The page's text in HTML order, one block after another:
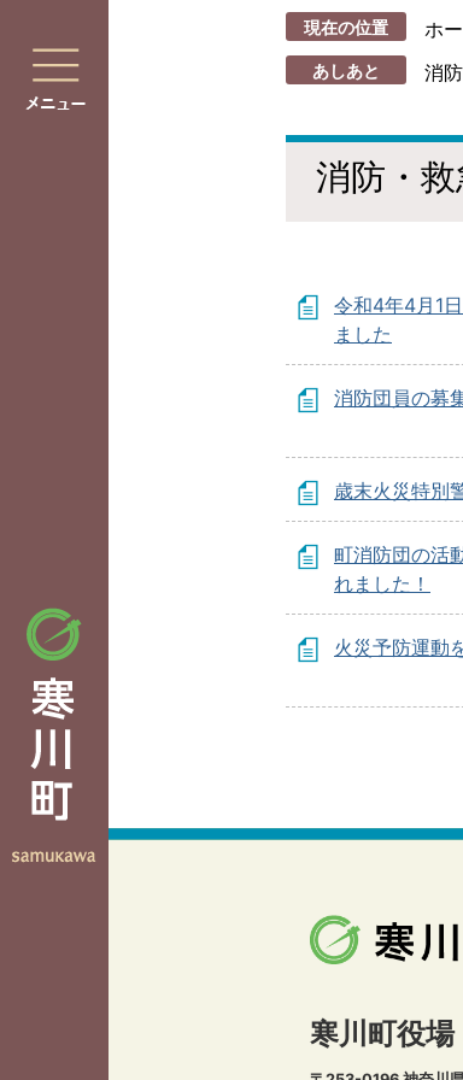
現在の位置 ホ
あしあと 消
消防・救
令和4年4月1
ました
消防団員の募
歳末火災特別
町消防団の活
れました！
火災予防運動
寒川町役場